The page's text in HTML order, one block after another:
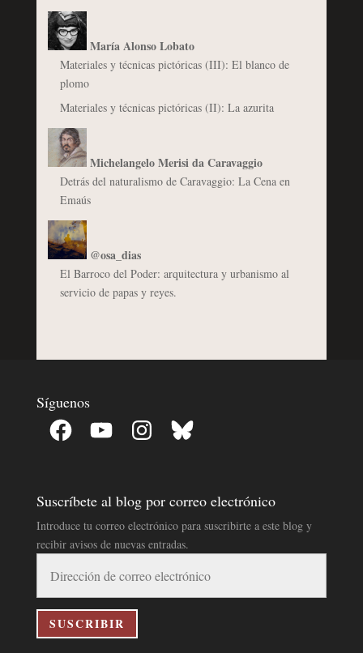
María Alonso Lobato
Materiales y técnicas pictóricas (III): El blanco de
plomo
Materiales y técnicas pictóricas (II): La azurita
Michelangelo Merisi da Caravaggio
Detrás del naturalismo de Caravaggio: La Cena en
Emaús
@osa_dias
El Barroco del Poder: arquitectura y urbanismo al
servicio de papas y reyes.
Síguenos
Facebook YouTube InstagramBluesky
Suscríbete al blog por correo electrónico
Introduce tu correo electrónico para suscribirte a este blog y
recibir avisos de nuevas entradas.
correo
electrónico
SUSCRIBIR